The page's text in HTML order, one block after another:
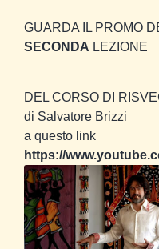
GUARDA IL PROMO
SECONDA LEZIONE
DEL CORSO DI
di Salvatore Brizzi
a questo link
https://